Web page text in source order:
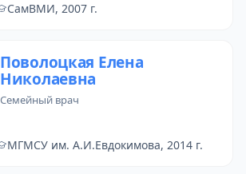
СамВМИ, 2007 г.
Поволоцкая Елена
Николаевна
семейный врач
МГМСУ им. А.И.Евдокимова, 2014 г.